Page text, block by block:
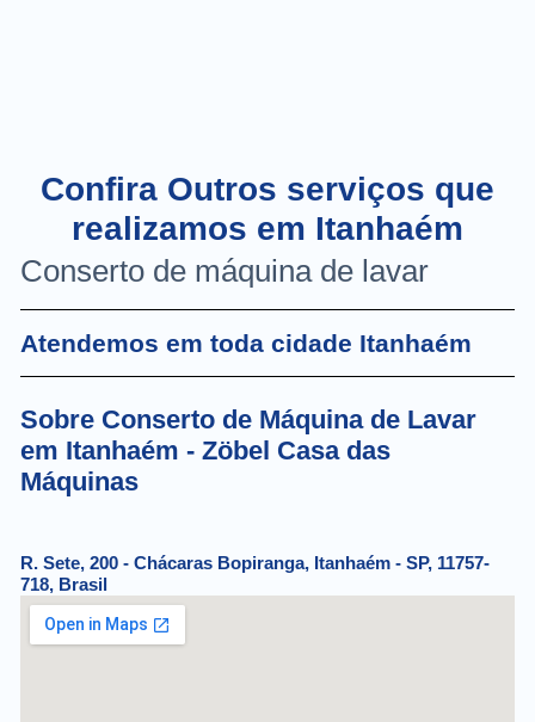
Confira Outros serviços que
realizamos em Itanhaém
Conserto de máquina de lavar
Atendemos em toda cidade Itanhaém
Sobre Conserto de Máquina de Lavar
em Itanhaém - Zöbel Casa das
Máquinas
R. Sete, 200 - Chácaras Bopiranga, Itanhaém - SP, 11757-
718, Brasil